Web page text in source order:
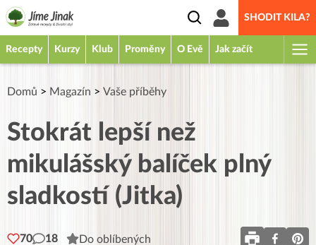
SHODIT KILA?
Recepty Kurzy Klub Proměny O Evě Jak začít
Domů > Magazín > Vaše příběhy
Stokrát lepší než
mikulášský balíček plný
sladkostí (Jitka)
70 18 Do oblíbených